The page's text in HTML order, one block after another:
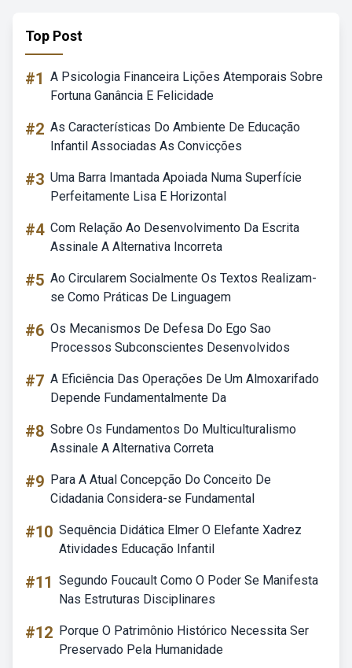
Top Post
#1 A Psicologia Financeira Lições Atemporais Sobre
Fortuna Ganância E Felicidade
#2 As Características Do Ambiente De Educação
Infantil Associadas As Convicções
#3 Uma Barra Imantada Apoiada Numa Superfície
Perfeitamente Lisa E Horizontal
#4 Com Relação Ao Desenvolvimento Da Escrita
Assinale A Alternativa Incorreta
#5 Ao Circularem Socialmente Os Textos Realizam-
se Como Práticas De Linguagem
#6 Os Mecanismos De Defesa Do Ego Sao
Processos Subconscientes Desenvolvidos
#7 A Eficiência Das Operações De Um Almoxarifado
Depende Fundamentalmente Da
#8 Sobre Os Fundamentos Do Multiculturalismo
Assinale A Alternativa Correta
#9 Para A Atual Concepção Do Conceito De
Cidadania Considera-se Fundamental
#10 Sequência Didática Elmer O Elefante Xadrez
Atividades Educação Infantil
#11 Segundo Foucault Como O Poder Se Manifesta
Nas Estruturas Disciplinares
#12 Porque O Patrimônio Histórico Necessita Ser
Preservado Pela Humanidade